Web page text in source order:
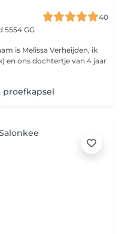
40
5554 GG
is Melissa Verheijden, ik
en ons dochtertje van 4 jaar
proefkapsel